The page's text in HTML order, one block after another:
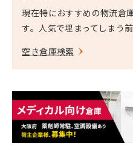
現在特におすすめの物流倉
す。人気で埋まってしまう
空き倉庫検索